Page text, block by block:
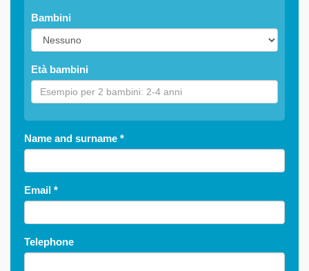
Bambini
Età bambini
Name and surname *
Email *
Telephone